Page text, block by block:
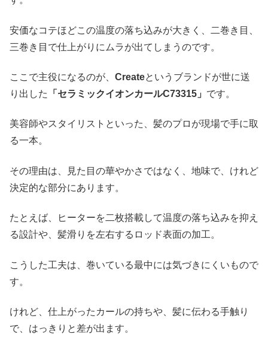
安価なコテほどこの温度の落ち込みが大きく、二巻き目、
三巻き目で仕上がりにムラが出てしまうのです。
ここで主役になるのが、 Createというブランドが世に送
り出した
「セラミックイオンカールC73315」 です。
美容師やスタイリストといった、髪のプロが現場で手に取
る一本。
その理由は、見た目の華やかさではなく、地味で、けれど
決定的な部分にあります。
たとえば、ヒーターを二枚搭載して温度の落ち込みを抑え
る設計や、髪滑りを左右するロッド表面の加工。
こうした工夫は、巻いている最中には気づきにくいもので
す。
けれど、仕上がったカールの持ちや、髪に伝わる手触り
で、はっきりと差が出ます。